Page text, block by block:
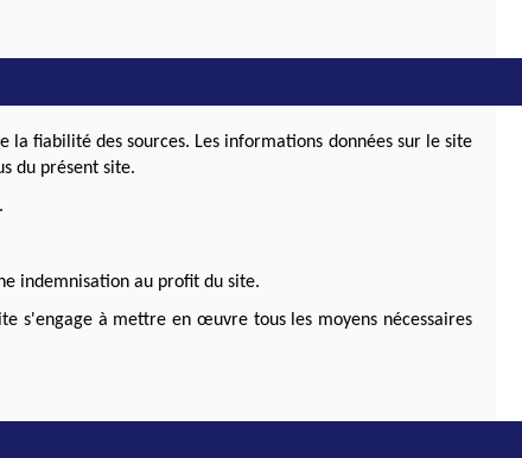
la fiabilité des sources. Les informations données sur le site
du présent site.
indemnisation au profit du site.
s'engage à mettre en œuvre tous les moyens nécessaires